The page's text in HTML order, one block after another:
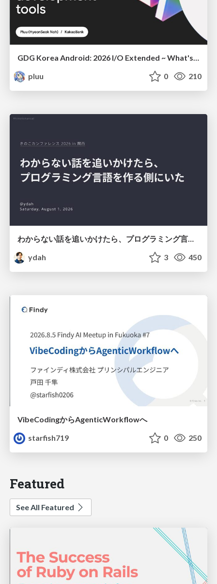
GDG Korea Android: 2026 I/O Extended ~ What's new in Android development tools
pluu
0 210
ydah
3 450
VibeCodingからAgenticWorkflowへ
starfish719
0 250
Featured
See All Featured